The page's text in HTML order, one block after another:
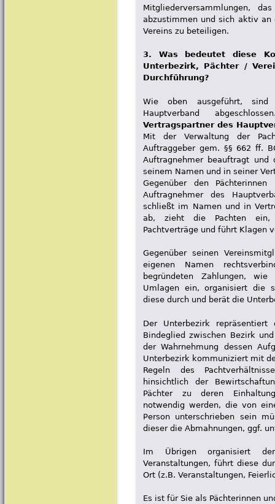
Mitgliederversammlungen,
abzustimmen und sich aktiv an
Vereins zu beteiligen.
3. Was bedeutet diese
Unterbezirk, Pächter /
Durchführung?
Wie oben ausgeführt, sind
Hauptverband
Vertragspartner des
Mit der Verwaltung der
Auftraggeber gem. §§ 662 ff.
Auftragnehmer beauftragt
seinem Namen und in seiner
Gegenüber den
Auftragnehmer des
schließt im Namen und in
ab, zieht die Pachten ein,
Pachtverträge und führt Klagen
Gegenüber seinen
eigenen Namen
begründeten Zahlungen, wie
Umlagen ein, organisiert die
diese durch und berät die
Der Unterbezirk
Bindeglied zwischen Bezirk
der Wahrnehmung dessen
Unterbezirk kommuniziert mit
Regeln des
hinsichtlich der
Pächter zu deren
notwendig werden, die von
Person unterschrieben sein
dieser die Abmahnungen, ggf.
Im Übrigen organisiert
Veranstaltungen, führt diese
Ort (z.B. Veranstaltungen,
Es ist für Sie als Pächterinnen